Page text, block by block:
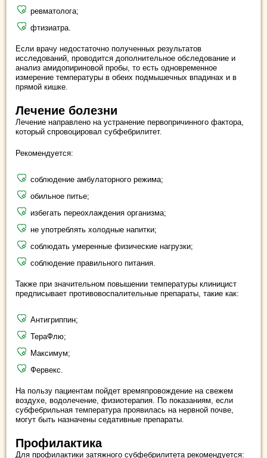
ревматолога;
фтизиатра.
Если врачу недостаточно полученных результатов
исследований, проводится дополнительное обследование и
анализ амидопириновой пробы, то есть одновременное
измерение температуры в обеих подмышечных впадинах и в
прямой кишке.
Лечение болезни
Лечение направлено на устранение первопричинного фактора,
который спровоцировал субфебрилитет.
Рекомендуется:
соблюдение амбулаторного режима;
обильное питье;
избегать переохлаждения организма;
не употреблять холодные напитки;
соблюдать умеренные физические нагрузки;
соблюдение правильного питания.
Также при значительном повышении температуры клиницист
предписывает противовоспалительные препараты, такие как:
Антигриппин;
ТераФлю;
Максимум;
Фервекс.
На пользу пациентам пойдет времяпровождение на свежем
воздухе, водолечение, физиотерапия. По показаниям, если
субфебрильная температура проявилась на нервной почве,
могут быть назначены седативные препараты.
Профилактика
Для профилактики затяжного субфебрилитета рекомендуется: